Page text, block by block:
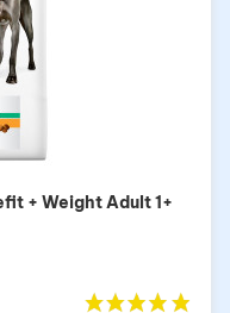
+ Weight Adult 1+